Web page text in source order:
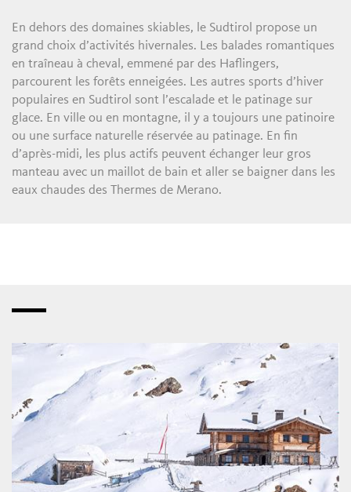
En dehors des domaines skiables, le Sudtirol propose un
grand choix d’activités hivernales. Les balades romantiques
en traîneau à cheval, emmené par des Haflingers,
parcourent les forêts enneigées. Les autres sports d’hiver
populaires en Sudtirol sont l’escalade et le patinage sur
glace. En ville ou en montagne, il y a toujours une patinoire
ou une surface naturelle réservée au patinage. En fin
d’après-midi, les plus actifs peuvent échanger leur gros
manteau avec un maillot de bain et aller se baigner dans les
eaux chaudes des Thermes de Merano.